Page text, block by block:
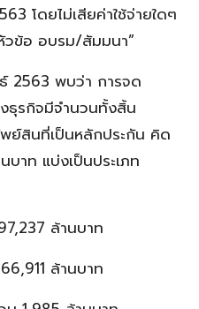
โดยไม่เสียค่าใช้จ่ายใดๆ
ข้อ อบรม/สัมมนา”
2563 พบว่า การจด
ธุรกิจมีจำนวนทั้งสิ้น
ย์สินที่เป็นหลักประกัน คิด
บาท แบ่งเป็นประเภท
ล้านบาท
ล้านบาท